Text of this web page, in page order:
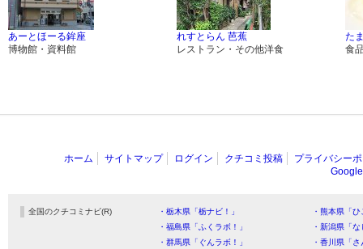
あーとほーる鉾座
博物館・資料館
れすとらん 芭蕉
レストラン・その他洋食
た
食
ホーム サイトマップ ログイン クチコミ投稿
プライバシー
全国のクチコミナビ(R) ・栃木県「栃ナビ！」
・熊本県「
・福島県「ふくラボ！」
・新潟県「
・群馬県「ぐんラボ！」
・香川県「